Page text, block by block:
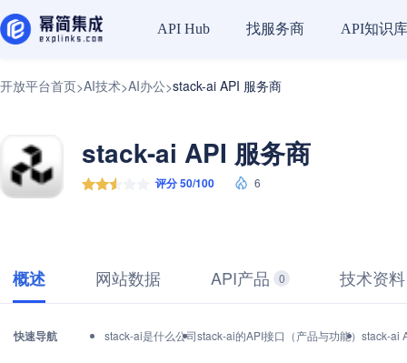
API Hub 找服务商 API知识库
开放平台首页>AI技术>AI办公>stack-ai API 服务商
stack-ai API 服务商
评分 50/100 6
概述 网站数据 API产品 0 技术资料
快速导航 stack-ai是什么公司stack-ai的API接口（产品与功能） stack-ai